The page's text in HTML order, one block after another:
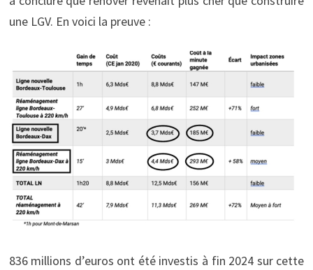
une LGV. En voici la preuve :
836 millions d’euros ont été investis à fin 2024 sur cette